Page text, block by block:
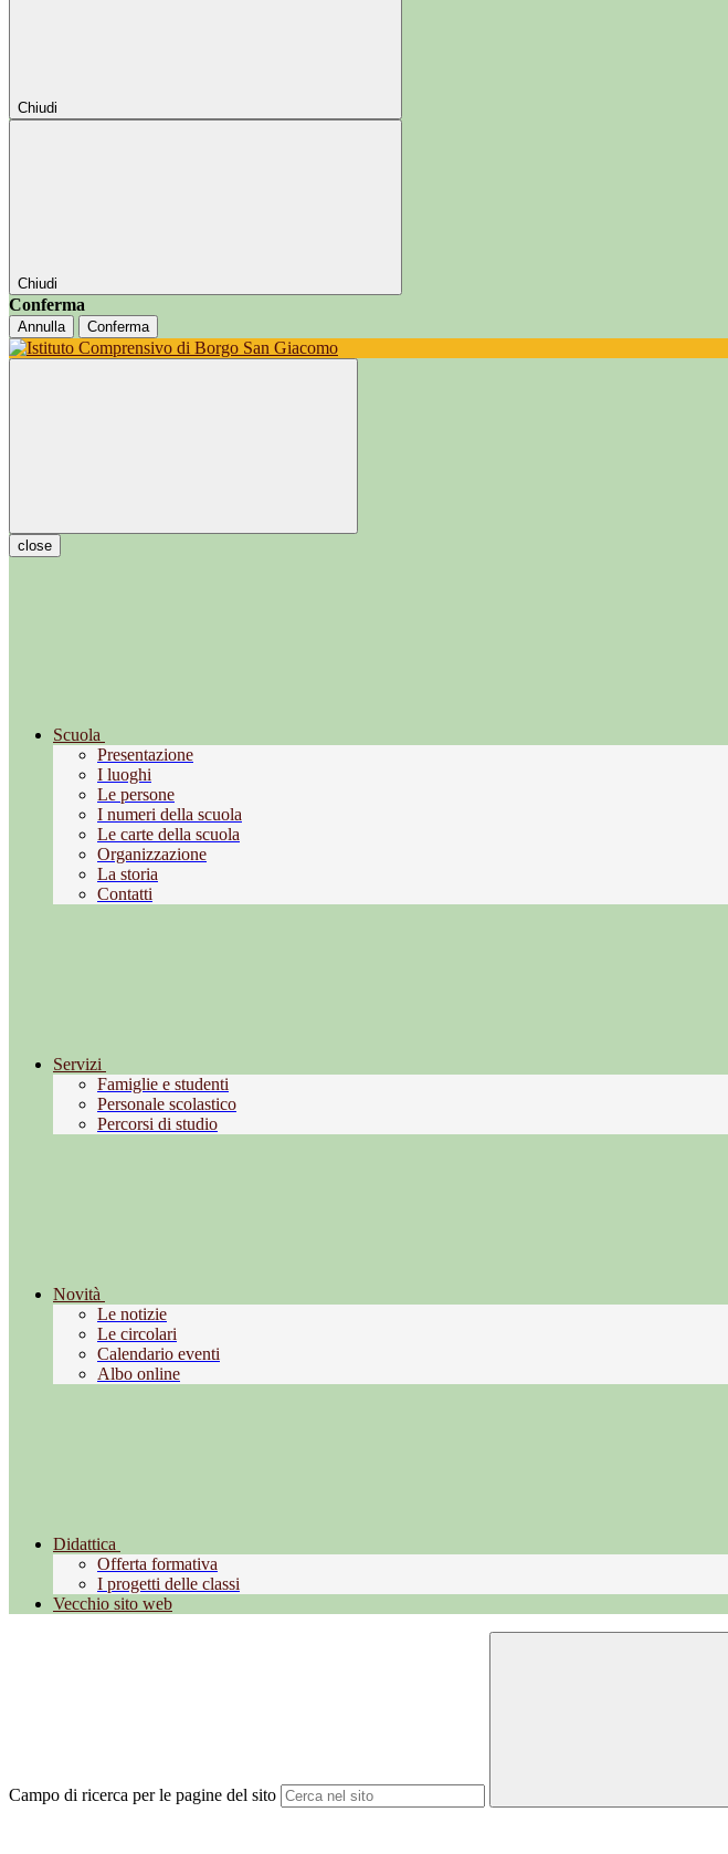
Chiudi
Chiudi
Conferma
Annulla Conferma
close
Scuola
Presentazione
I luoghi
Le persone
I numeri della scuola
Le carte della scuola
Organizzazione
La storia
Contatti
Servizi
Famiglie e studenti
Personale scolastico
Percorsi di studio
Novità
Le notizie
Le circolari
Calendario eventi
Albo online
Didattica
Offerta formativa
I progetti delle classi
Vecchio sito web
Campo di ricerca per le pagine del sito